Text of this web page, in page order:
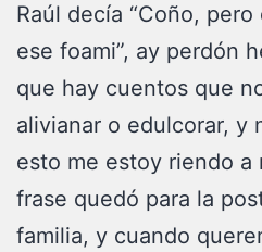
Raúl decía “Coño,
ese foami”, ay perdón
que hay cuentos que
alivianar o edulcorar, y
esto me estoy riendo a
frase quedó para la
familia, y cuando